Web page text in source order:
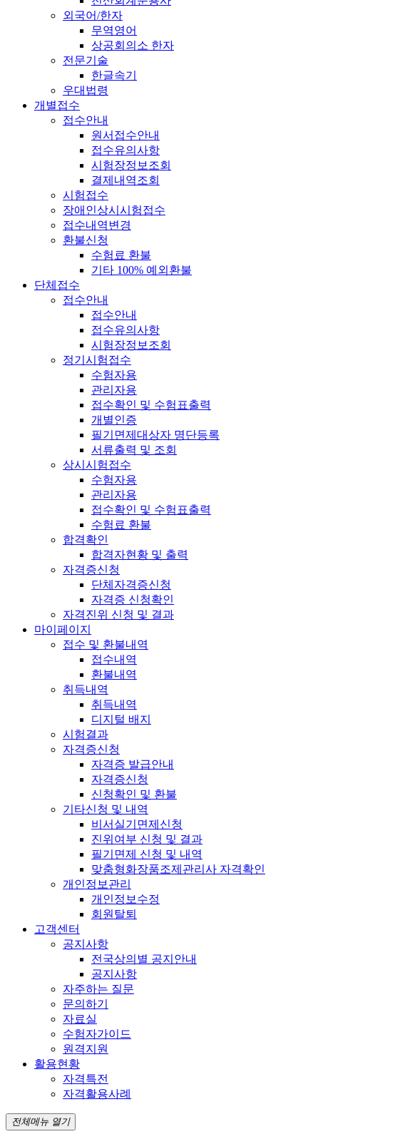
외국어/한자
무역영어
상공회의소 한자
전문기술
한글속기
우대법령
개별접수
접수안내
원서접수안내
접수유의사항
시험장정보조회
결제내역조회
시험접수
장애인상시시험접수
접수내역변경
환불신청
수험료 환불
기타 100% 예외환불
단체접수
접수안내
접수안내
접수유의사항
시험장정보조회
정기시험접수
수험자용
관리자용
접수확인 및 수험표출력
개별인증
필기면제대상자 명단등록
서류출력 및 조회
상시시험접수
수험자용
관리자용
접수확인 및 수험표출력
수험료 환불
합격확인
합격자현황 및 출력
자격증신청
단체자격증신청
자격증 신청확인
자격진위 신청 및 결과
마이페이지
접수 및 환불내역
접수내역
환불내역
취득내역
취득내역
디지털 배지
시험결과
자격증신청
자격증 발급안내
자격증신청
신청확인 및 환불
기타신청 및 내역
비서실기면제신청
진위여부 신청 및 결과
필기면제 신청 및 내역
맞춤형화장품조제관리사 자격확인
개인정보관리
개인정보수정
회원탈퇴
고객센터
공지사항
전국상의별 공지안내
공지사항
자주하는 질문
문의하기
자료실
수험자가이드
원격지원
활용현황
자격특전
자격활용사례
전체메뉴 열기